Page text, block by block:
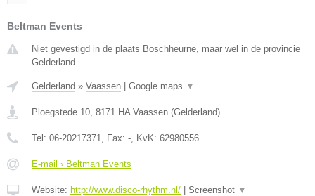
Beltman Events
Niet gevestigd in de plaats Boschheurne, maar wel in de provincie
Gelderland.
Gelderland » Vaassen Google maps ▼
Ploegstede 10, 8171 HA Vaassen (Gelderland)
Tel: 06-20217371, Fax: -, KvK: 62980556
E-mail › Beltman Events
Website: http://www.disco-rhythm.nl/ Screenshot ▼